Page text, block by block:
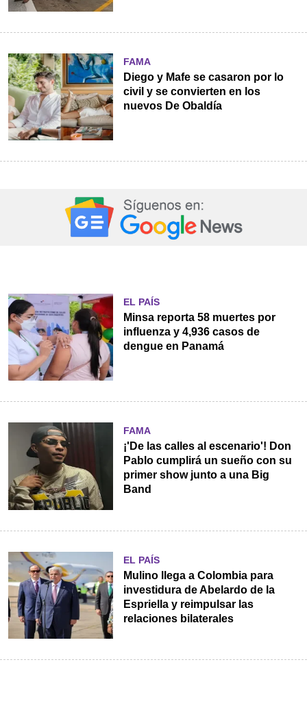
FAMA
Diego y Mafe se casaron por lo
civil y se convierten en los
nuevos De Obaldía
EL PAÍS
Minsa reporta 58 muertes por
influenza y 4,936 casos de
dengue en Panamá
FAMA
¡'De las calles al escenario'! Don
Pablo cumplirá un sueño con su
primer show junto a una Big
Band
EL PAÍS
Mulino llega a Colombia para
investidura de Abelardo de la
Espriella y reimpulsar las
relaciones bilaterales